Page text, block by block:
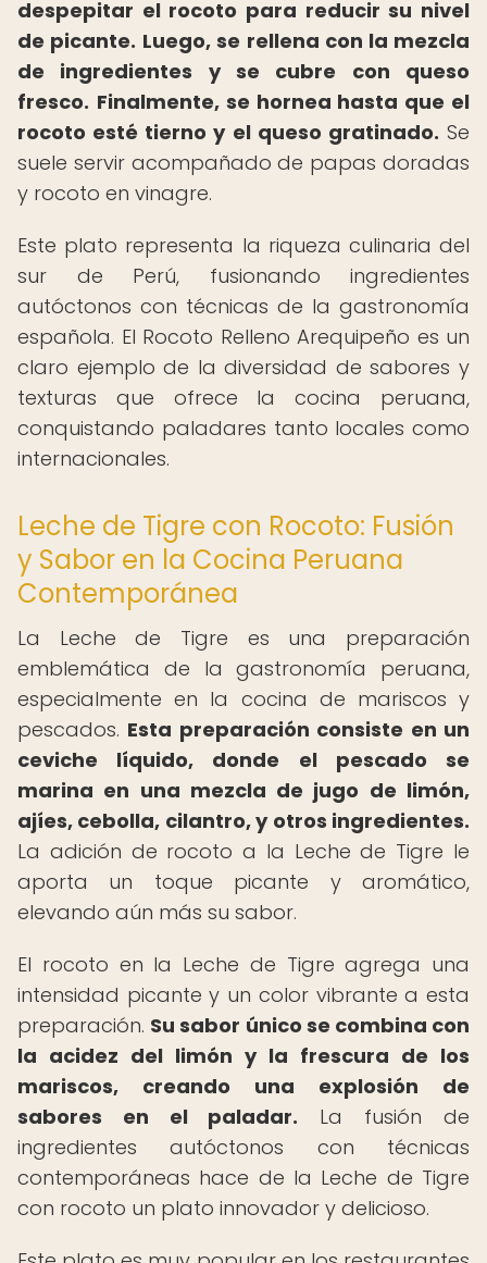
despepitar el rocoto para reducir su nivel
de picante. Luego, se rellena con la mezcla
de ingredientes y se cubre con queso
fresco. Finalmente, se hornea hasta que el
rocoto esté tierno y el queso gratinado. Se
suele servir acompañado de papas doradas
y rocoto en vinagre.
Este plato representa la riqueza culinaria del
sur de Perú, fusionando ingredientes
autóctonos con técnicas de la gastronomía
española. El Rocoto Relleno Arequipeño es un
claro ejemplo de la diversidad de sabores y
texturas que ofrece la cocina peruana,
conquistando paladares tanto locales como
internacionales.
Leche de Tigre con Rocoto: Fusión
y Sabor en la Cocina Peruana
Contemporánea
La Leche de Tigre es una preparación
emblemática de la gastronomía peruana,
especialmente en la cocina de mariscos y
pescados. Esta preparación consiste en un
ceviche líquido, donde el pescado se
marina en una mezcla de jugo de limón,
ajíes, cebolla, cilantro, y otros ingredientes.
La adición de rocoto a la Leche de Tigre le
aporta un toque picante y aromático,
elevando aún más su sabor.
El rocoto en la Leche de Tigre agrega una
intensidad picante y un color vibrante a esta
preparación. Su sabor único se combina con
la acidez del limón y la frescura de los
mariscos, creando una explosión de
sabores en el paladar. La fusión de
ingredientes autóctonos con técnicas
contemporáneas hace de la Leche de Tigre
con rocoto un plato innovador y delicioso.